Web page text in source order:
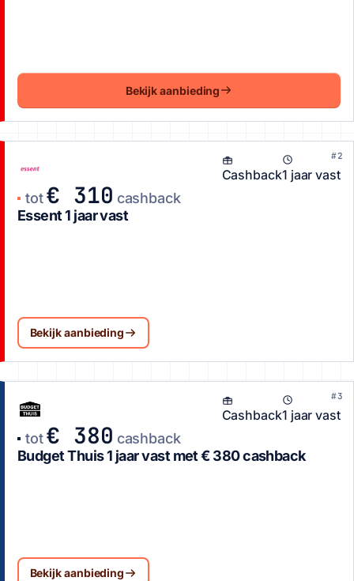
Bekijk aanbieding
#2
Cashback1 jaar vast
tot € 310 cashback
Essent 1 jaar vast
Bekijk aanbieding
#3
Cashback1 jaar vast
tot € 380 cashback
Budget Thuis 1 jaar vast met € 380 cashback
Bekijk aanbieding